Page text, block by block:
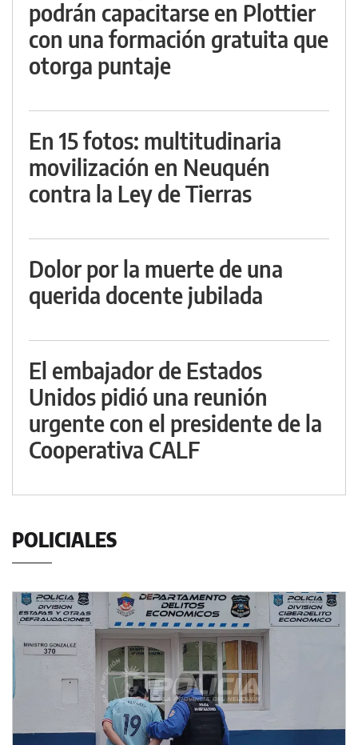
podrán capacitarse en Plottier
con una formación gratuita que
otorga puntaje
En 15 fotos: multitudinaria
movilización en Neuquén
contra la Ley de Tierras
Dolor por la muerte de una
querida docente jubilada
El embajador de Estados
Unidos pidió una reunión
urgente con el presidente de la
Cooperativa CALF
POLICIALES